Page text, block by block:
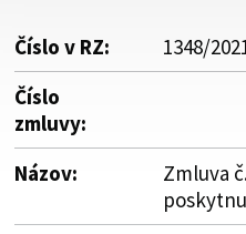
Číslo v RZ:
1348/
Číslo
zmluvy:
Názov:
Zmluva